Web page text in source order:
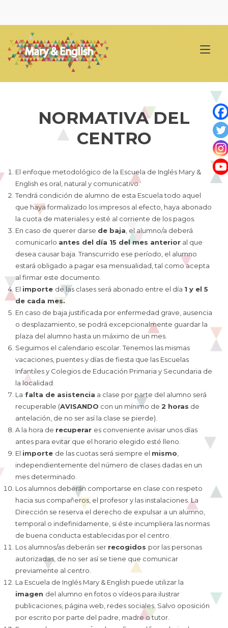
contenido
NORMATIVA DEL
CENTRO
El enfoque metodológico de la Escuela de Inglés Mary &
English es oral, natural y comunicativo.
Tendrá condición de alumno de esta Escuela todo aquel
que haya formalizado los impresos al efecto, haya abonado
la cuota de materiales y esté al corriente de los pagos.
En caso de querer darse de baja , el alumno/a deberá
comunicarlo antes del día 15 del mes anterior al que
desea causar baja. Transcurrido ese período, el alumno
estará obligado a pagar esa mensualidad, tal como acepta
al firmar este documento.
El importe de las clases será abonado entre el día 1 y el 5
de cada mes.
En caso de baja justificada por enfermedad grave, ausencia
o desplazamiento, se podrá excepcionalmente guardar la
plaza del alumno hasta un máximo de un mes.
Seguimos el calendario escolar. Tenemos las mismas
vacaciones, puentes y días de fiesta que las Escuelas
Infantiles y Colegios de Educación Primaria y Secundaria de
la localidad.
La falta de asistencia a clase por parte del alumno será
recuperable (AVISANDO con un mínimo de 2 horas de
antelación, de no ser así la clase se pierde).
A la hora de recuperar es conveniente avisar unos días
antes para evitar que el horario elegido esté lleno.
El importe de las cuotas será siempre el mismo
independientemente del número de clases dadas en un
mes determinado.
Los alumnos deberán comportarse en clase con respeto
hacia sus compañeros, el profesor y las instalaciones. La
Dirección se reserva el derecho de expulsar a un alumno,
temporal o indefinidamente, si éste incumpliera las normas
de buena conducta establecidas por el centro.
Los alumnos/as deberán ser recogidos por las personas
autorizadas, de no ser así se tiene que comunicar
previamente al centro.
La Escuela de Inglés Mary & English puede utilizar la
imagen del alumno en fotos o vídeos para ilustrar
publicaciones, página web, redes sociales. Salvo oposición
por escrito por parte del padre, madre o tutor.